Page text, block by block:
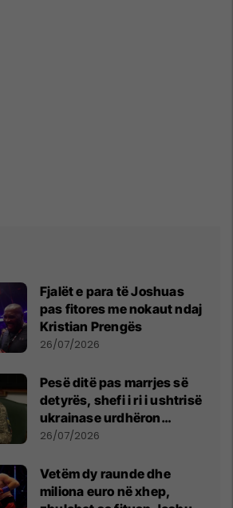
Fjalët e para të Joshuas
pas fitores me nokaut ndaj
Kristian Prengës
26/07/2026
Pesë ditë pas marrjes së
detyrës, shefi i ri i ushtrisë
ukrainase urdhëron
kontroll të madh
26/07/2026
Vetëm dy raunde dhe
miliona euro në xhep,